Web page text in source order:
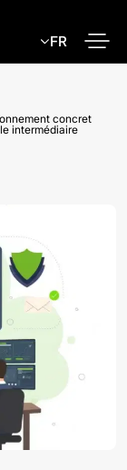
FR
concret
intermédiaire